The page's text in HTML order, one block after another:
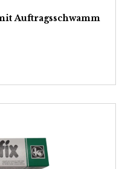
Auftragsschwamm